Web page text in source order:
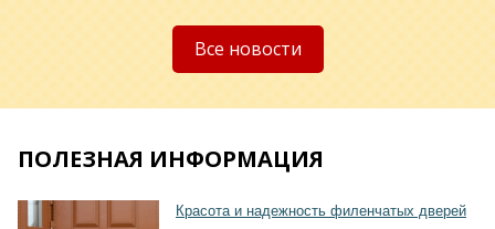
Все новости
ПОЛЕЗНАЯ ИНФОРМАЦИЯ
Красота и надежность филенчатых дверей